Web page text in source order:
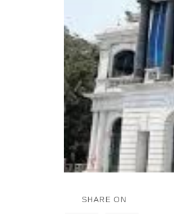
SHARE ON